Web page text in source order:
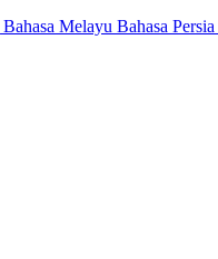
Bahasa Melayu Bahasa Persia